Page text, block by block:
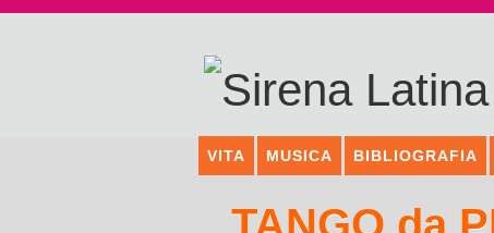
VITA MUSICA BIBLIOGRAFIA